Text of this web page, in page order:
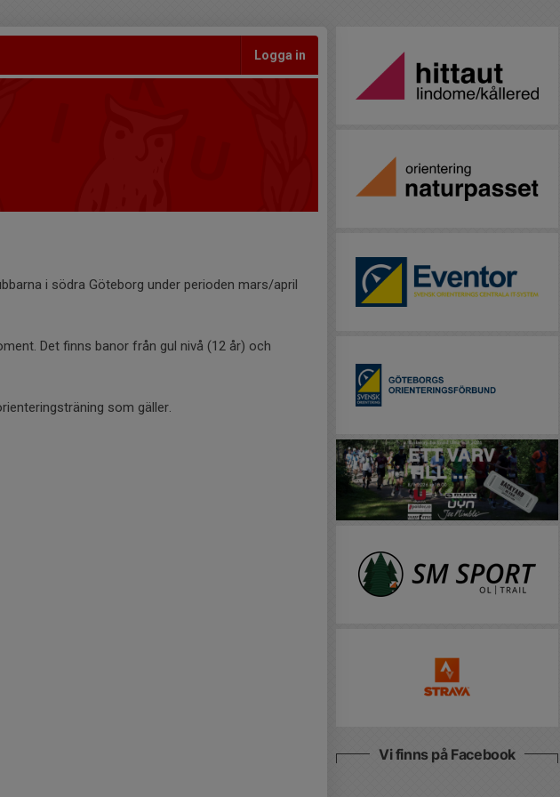
Logga in
i södra Göteborg under perioden mars/april
Det finns banor från gul nivå (12 år) och
som gäller.
Vi finns på Facebook